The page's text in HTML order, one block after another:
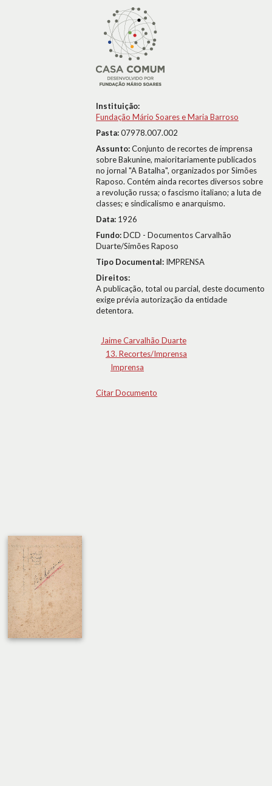
Instituição:
Fundação Mário Soares e Maria Barroso
Pasta:07978.007.002
Assunto:Conjunto de recortes de imprensa
sobre Bakunine, maioritariamente publicados
no jornal "A Batalha", organizados por Simões
Raposo. Contém ainda recortes diversos sobre
a revolução russa; o fascismo italiano; a luta de
classes; e sindicalismo e anarquismo.
Data: 1926
Fundo:DCD - Documentos Carvalhão
Duarte/Simões Raposo
Tipo Documental: IMPRENSA
Direitos:
A publicação, total ou parcial, deste documento
exige prévia autorização da entidade
detentora.
Jaime Carvalhão Duarte
13. Recortes/Imprensa
Imprensa
Citar Documento